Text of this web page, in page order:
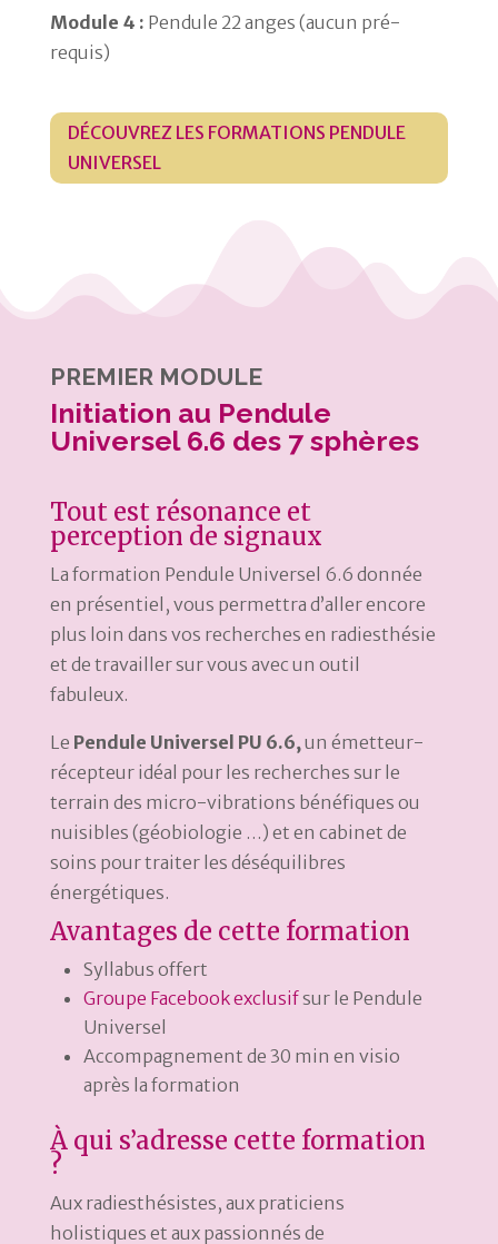
Module 4 : Pendule 22 anges (aucun pré-
requis)
DÉCOUVREZ LES FORMATIONS PENDULE
UNIVERSEL
PREMIER MODULE
Initiation au Pendule
Universel 6.6 des 7 sphères
Tout est résonance et
perception de signaux
La formation Pendule Universel 6.6 donnée
en présentiel, vous permettra d’aller encore
plus loin dans vos recherches en radiesthésie
et de travailler sur vous avec un outil
fabuleux.
Le Pendule Universel PU 6.6, un émetteur-
récepteur idéal pour les recherches sur le
terrain des micro-vibrations bénéfiques ou
nuisibles (géobiologie …) et en cabinet de
soins pour traiter les déséquilibres
énergétiques.
Avantages de cette formation
Syllabus offert
Groupe Facebook exclusifsur le Pendule
Universel
Accompagnement de 30 min en visio
après la formation
À qui s’adresse cette formation
?
Aux radiesthésistes, aux praticiens
holistiques et aux passionnés de